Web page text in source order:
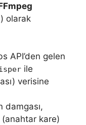
olarak
API’den gelen
ile
verisine
damgası,
kare)